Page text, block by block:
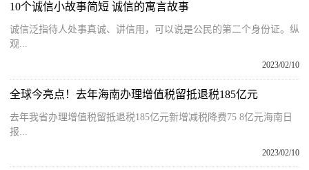
10个诚信小故事简短 诚信的寓言故事
诚信泛指待人处事真诚、讲信用，可以说是公民的第二个身份证。纵
观...
2023/02/10
全球今亮点！去年海南办理增值税留抵退税185亿元
去年我省办理增值税留抵退税185亿元新增减税降费75 8亿元海南日
报...
2023/02/10